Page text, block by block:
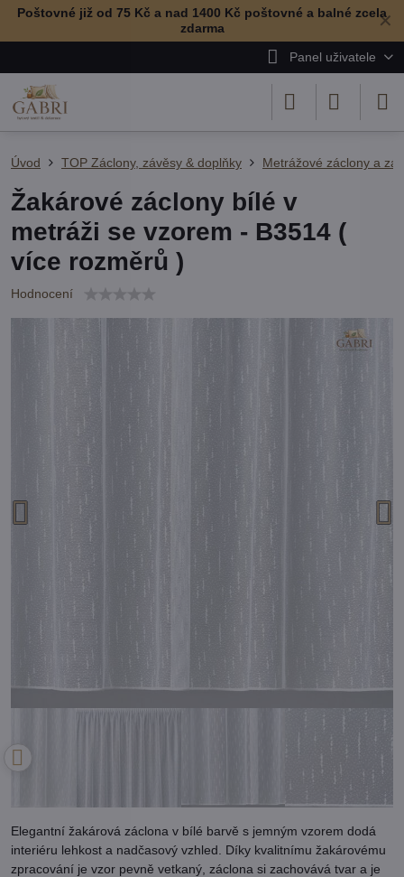
✕
Poštovné již od 75 Kč a nad 1400 Kč poštovné a balné zcela
zdarma
Panel uživatele
Úvod TOP Záclony, závěsy & doplňky Metrážové záclony a
Žakárové záclony bílé v
metráži se vzorem - B3514 (
více rozměrů )
Hodnocení
Elegantní žakárová záclona v bílé barvě s jemným vzorem dodá
interiéru lehkost a nadčasový vzhled. Díky kvalitnímu žakárovému
zpracování je vzor pevně vetkaný, záclona si zachovává tvar a je